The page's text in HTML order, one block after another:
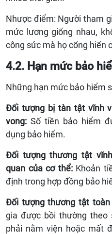
Nhược điểm: Người tham
mức lương giống nhau,
công sức mà họ cống hiến
4.2. Hạn mức bảo
Những hạn mức bảo hiểm
Đối tượng bị tàn tật vĩnh
vong: Số tiền bảo hiểm
dụng bảo hiểm.
Đối tượng thương tật
quan của cơ thể:Khoản
định trong hợp đồng bảo
Đối tượng thương tật
gia được bồi thường theo
phải nằm viện hoặc mất